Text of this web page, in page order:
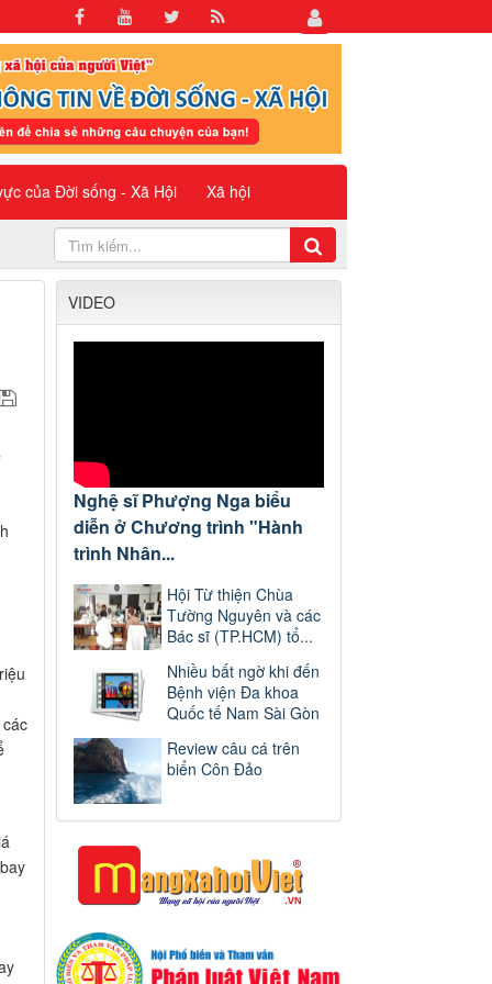
của Đời sống - Xã Hội Xã hội
VIDEO
Nghệ sĩ Phượng Nga biểu
diễn ở Chương trình "Hành
trình Nhân...
Hội Từ thiện Chùa
Tường Nguyên và các
Bác sĩ (TP.HCM) tổ...
Nhiều bất ngờ khi đến
Bệnh viện Đa khoa
Quốc tế Nam Sài Gòn
Review câu cá trên
biển Côn Đảo